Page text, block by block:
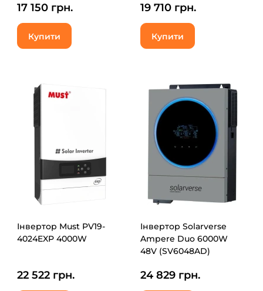
17 150 грн.
Купити
19 710 грн.
Купити
Інвертор Must PV19-
4024EXP 4000W
22 522 грн.
Інвертор Solarverse
Ampere Duo 6000W
48V (SV6048AD)
24 829 грн.